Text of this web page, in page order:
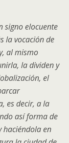
signo elocuente
la vocación de
al mismo
la dividen y
el
es decir, a la
así forma de
haciéndola en